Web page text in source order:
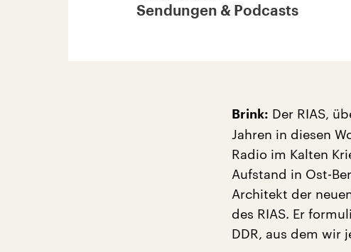
Sendungen & Podcasts
Brink: Der RIAS,
Jahren in diesen
Radio im Kalten
Aufstand in Ost-
Architekt der
des RIAS. Er
DDR, aus dem wir